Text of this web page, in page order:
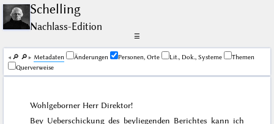
Schelling
Nachlass-Edition
☰
🔎︎ 🔎︎ Me­ta­da­ten Änderungen Personen, Orte Lit., Dok., Systeme
Themen
Querverweise
Wohlgeborner Herr Direktor!
Bey Ueberschickung des beyliegenden Berichtes kann ich